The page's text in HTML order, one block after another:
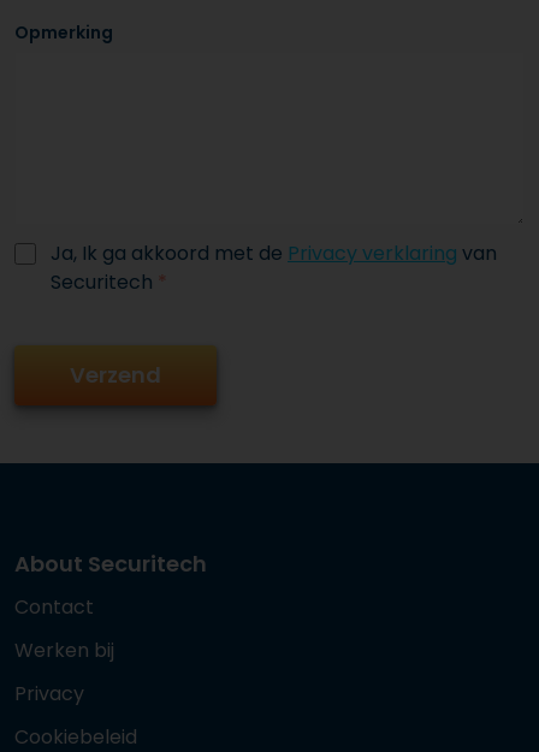
Opmerking
Ja, Ik ga akkoord met de Privacy verklaring van
Securitech *
About Securitech
Contact
Werken bij
Privacy
Cookiebeleid